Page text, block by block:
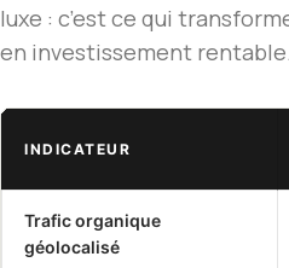
luxe : c’est ce qui
en investissement rentable.
INDICATEUR
Trafic organique
géolocalisé